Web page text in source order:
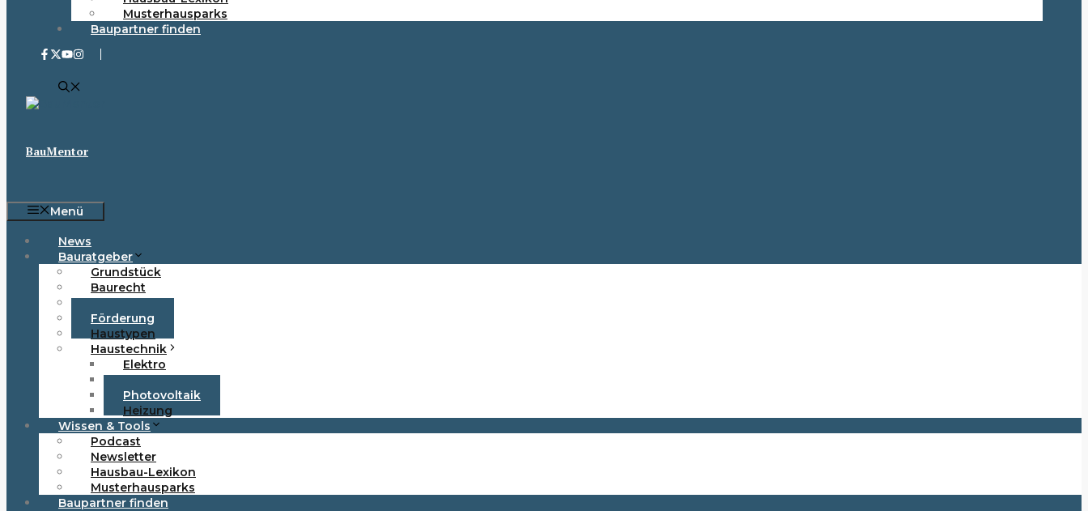
Musterhausparks
Baupartner finden
BauMentor
Menü
News
Bauratgeber
Grundstück
Baurecht
Finanzierung
Förderung
Haustypen
Haustechnik
Elektro
Smart Home
Photovoltaik
Heizung
Wissen & Tools
Podcast
Newsletter
Hausbau-Lexikon
Musterhausparks
Baupartner finden